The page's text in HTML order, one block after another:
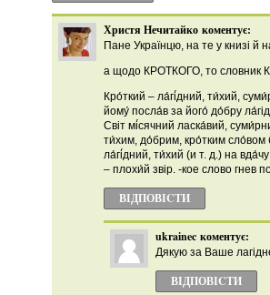
Христя Нечитайко коментує:
Пане Українцю, на те у книзі й
а щодо КРОТКОГО, то словник
Кро́ткий – ла́гі́дний, ти́хий,
йому́ посла́в за його́ до́бру
Світ мі́сячний ласка́вий,
ти́хим, до́брим, кро́тким сло́вом
ла́гі́дний, ти́хий (и т. д.) на
– плохи́й звір. -кое слово гнев
ВІДПОВІCТИ
ukrainec коментує:
Дякую за Ваше
ВІДПОВІCТИ